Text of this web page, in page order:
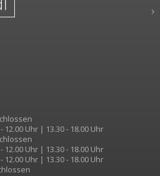
12.00 Uhr | 13.30 - 18.00 Uhr
12.00 Uhr | 13.30 - 18.00 Uhr
12.00 Uhr | 13.30 - 18.00 Uhr